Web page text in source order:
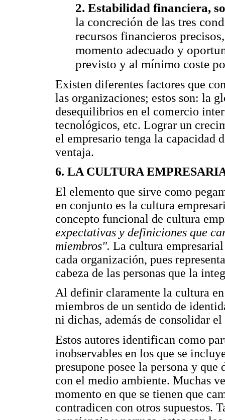
2. Estabilidad financiera,
la concreción de las tres
recursos financieros
momento adecuado y
previsto y al mínimo coste
Existen diferentes factores que
las organizaciones; estos son: la
desequilibrios en el comercio
tecnológicos, etc. Lograr un
el empresario tenga la capacidad
ventaja.
6. LA CULTURA
El elemento que sirve como
en conjunto es la cultura
concepto funcional de cultura
expectativas y definiciones que
miembros". La cultura
cada organización, pues
cabeza de las personas que la
Al definir claramente la cultura
miembros de un sentido de
ni dichas, además de consolidar
Estos autores identifican como
inobservables en los que se
presupone posee la persona y
con el medio ambiente. Muchas
momento en que se tienen que
contradicen con otros supuestos.